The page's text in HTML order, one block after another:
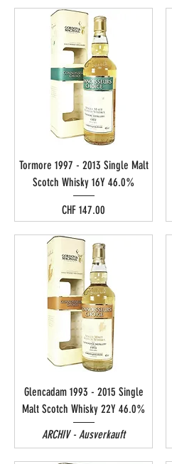
Tormore 1997 - 2013 Single Malt
Scotch Whisky 16Y 46.0%
Preis
CHF 147.00
Glencadam 1993 - 2015 Single
Malt Scotch Whisky 22Y 46.0%
ARCHIV - Ausverkauft